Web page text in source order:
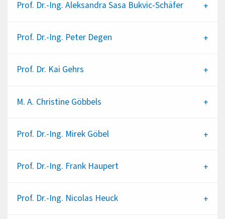
Prof. Dr.-Ing. Aleksandra Sasa Bukvic-Schäfer
Prof. Dr.-Ing. Peter Degen
Prof. Dr. Kai Gehrs
M. A. Christine Göbbels
Prof. Dr.-Ing. Mirek Göbel
Prof. Dr.-Ing. Frank Haupert
Prof. Dr.-Ing. Nicolas Heuck